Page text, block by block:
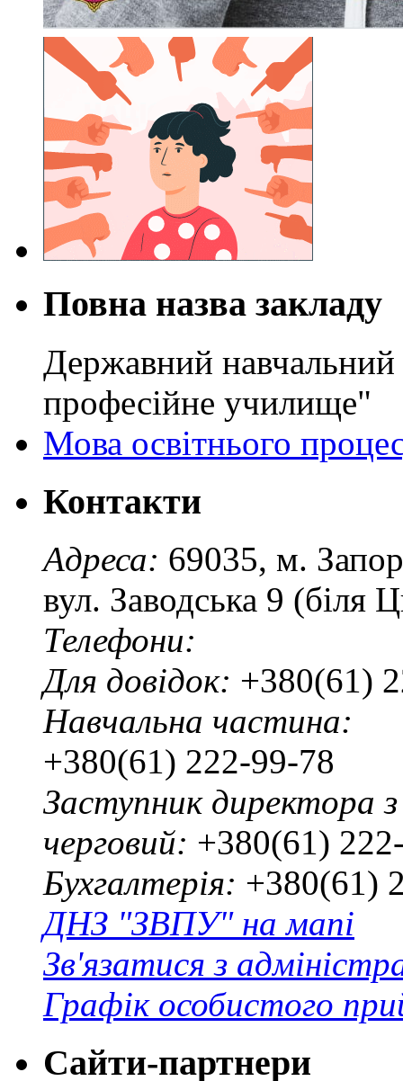
Повна назва закладу
Державний навчальний
професійне училище"
Мова освітнього
Контакти
Адреса: 69035, м.
вул. Заводська 9 (біля
Телефони:
Для довідок: +380(61)
Навчальна частина:
+380(61) 222-99-78
Заступник директора
черговий: +380(61)
Бухгалтерія: +380(61)
ДНЗ "ЗВПУ" на мапі
Зв'язатися з
Графік особистого
Сайти-партнери